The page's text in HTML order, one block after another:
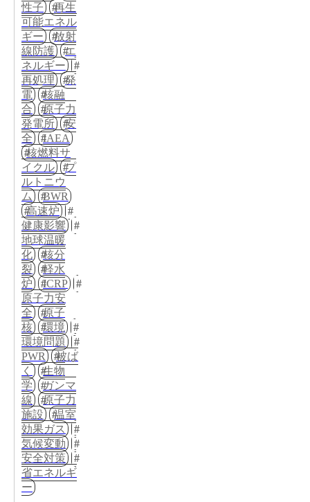
性子
再生
可能エネル
ギー
放射
線防護
エ
ネルギー
再処理
発
電
核融
合
原子力
発電所
安
全
IAEA
核燃料サ
イクル
プ
ルトニウ
ム
BWR
高速炉
健康影響
地球温暖
化
核分
裂
軽水
炉
ICRP
原子力安
全
原子
核
環境
環境問題
PWR
被ば
く
生物
学
ガンマ
線
原子力
施設
温室
効果ガス
気候変動
安全対策
省エネルギ
ー